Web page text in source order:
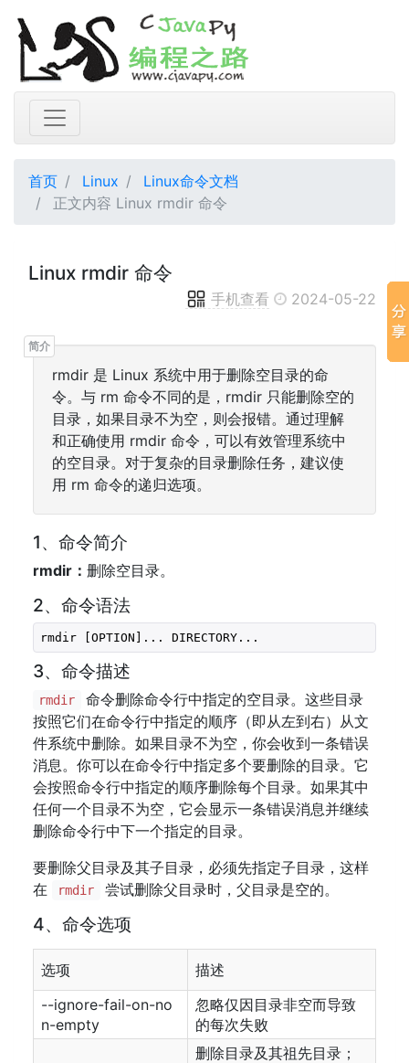
首页 Linux
Linux命令文档
正文内容 Linux rmdir 命令
Linux rmdir 命令
手机查看 2024-05-22
rmdir 是 Linux 系统中用于删除空目录的命
令。与 rm 命令不同的是，rmdir 只能删除空的
目录，如果目录不为空，则会报错。通过理解
和正确使用 rmdir 命令，可以有效管理系统中
的空目录。对于复杂的目录删除任务，建议使
用 rm 命令的递归选项。
1、命令简介
rmdir： 删除空目录。
2、命令语法
rmdir [OPTION]... DIRECTORY...
3、命令描述
rmdir
命令删除命令行中指定的空目录。这些目录
按照它们在命令行中指定的顺序（即从左到右）从文
件系统中删除。如果目录不为空，你会收到一条错误
消息。你可以在命令行中指定多个要删除的目录。它
会按照命令行中指定的顺序删除每个目录。如果其中
任何一个目录不为空，它会显示一条错误消息并继续
删除命令行中下一个指定的目录。
要删除父目录及其子目录，必须先指定子目录，这样
在
rmdir 尝试删除父目录时，父目录是空的。
4、命令选项
选项
描述
--ignore-fail-on-no
n-empty
忽略仅因目录非空而导致
的每次失败
删除目录及其祖先目录；